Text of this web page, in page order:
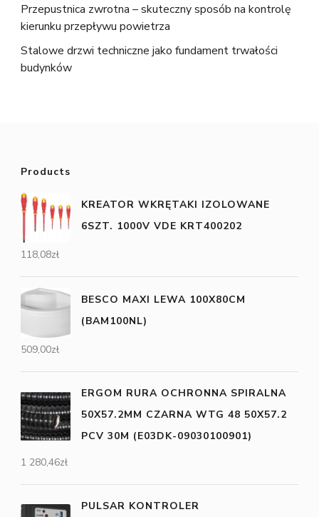
Przepustnica zwrotna – skuteczny sposób na kontrolę
kierunku przepływu powietrza
Stalowe drzwi techniczne jako fundament trwałości
budynków
Products
KREATOR WKRĘTAKI IZOLOWANE
6SZT. 1000V VDE KRT400202
118,08zł
BESCO MAXI LEWA 100X80CM
(BAM100NL)
509,00zł
ERGOM RURA OCHRONNA SPIRALNA
50X57.2MM CZARNA WTG 48 50X57.2
PCV 30M (E03DK-09030100901)
1 280,46zł
PULSAR KONTROLER